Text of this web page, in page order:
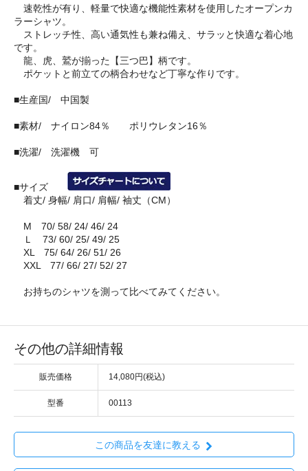
速乾性が有り、軽量で快適な機能性素材を使用したオープンカ
ラーシャツ。
ストレッチ性、高い通気性も兼ね備え、サラッと快適な着心地
です。
龍、虎、鷲が揃った【三つ巴】柄です。
ポケットと前立ての柄合わせなど丁寧な作りです。
■生産国/ 中国製
■素材/ ナイロン84％ ポリウレタン16％
■洗濯/ 洗濯機 可
■サイズ
着丈/ 身幅/ 肩口/ 肩幅/ 袖丈（CM）
M 70/ 58/ 24/ 46/ 24
Ｌ 73/ 60/ 25/ 49/ 25
XL 75/ 64/ 26/ 51/ 26
XXL 77/ 66/ 27/ 52/ 27
お持ちのシャツを測って比べてみてください。
その他の詳細情報
販売価格 14,080円(税込)
型番 00113
この商品を友達に教える